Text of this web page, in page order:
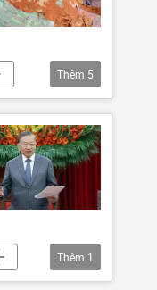
Thêm 5
Thêm 1